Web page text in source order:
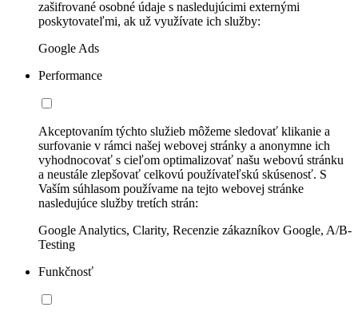
zašifrované osobné údaje s nasledujúcimi externými
poskytovateľmi, ak už využívate ich služby:
Google Ads
Performance
Akceptovaním týchto služieb môžeme sledovať klikanie a
surfovanie v rámci našej webovej stránky a anonymne ich
vyhodnocovať s cieľom optimalizovať našu webovú stránku
a neustále zlepšovať celkovú používateľskú skúsenosť. S
Vaším súhlasom používame na tejto webovej stránke
nasledujúce služby tretích strán:
Google Analytics, Clarity, Recenzie zákazníkov Google, A/B-
Testing
Funkčnosť